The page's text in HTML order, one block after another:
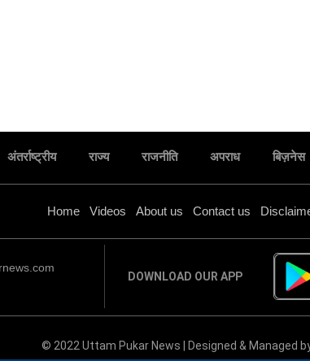
अंतर्राष्ट्रीय राज्य राजनीति अपराध बिज़नेस
Home Videos About us Contact us
DOWNLOAD OUR APP
© 2022 Uttam Pukar News | Designed & Managed
मरीज के साथ न करें
जालौन के इस मंदिर
प्रतिदिन भाग ले रहे